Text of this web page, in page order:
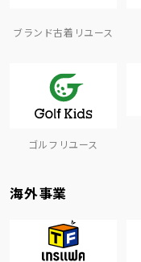
ブランド古着リユース
ゴルフリユース
海外事業